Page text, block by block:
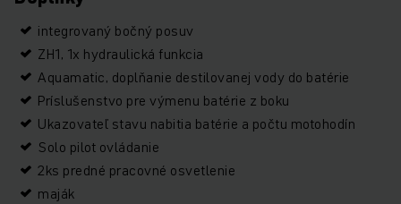
integrovaný bočný posuv
ZH1, 1x hydraulická funkcia
Aquamatic, doplňanie destilovanej vody do batérie
Príslušenstvo pre výmenu batérie z boku
Ukazovateľ stavu nabitia batérie a počtu motohodín
Solo pilot ovládanie
2ks predné pracovné osvetlenie
maják